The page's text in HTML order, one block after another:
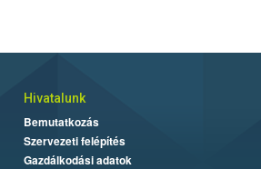
Hivatalunk
Bemutatkozás
Szervezeti felépítés
Gazdálkodási adatok